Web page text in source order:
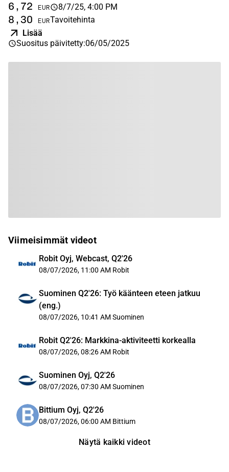
6,72 EUR 8/7/25, 4:00 PM
8,30 EURTavoitehinta
Lisää
Suositus päivitetty:06/05/2025
Viimeisimmät videot
Robit Oyj, Webcast, Q2'26
08/07/2026, 11:00 AM Robit
Suominen Q2'26: Työ käänteen eteen jatkuu
(eng.)
08/07/2026, 10:41 AM Suominen
Robit Q2'26: Markkina-aktiviteetti korkealla
08/07/2026, 08:26 AM Robit
Suominen Oyj, Q2'26
08/07/2026, 07:30 AM Suominen
Bittium Oyj, Q2'26
08/07/2026, 06:00 AM Bittium
Näytä kaikki videot